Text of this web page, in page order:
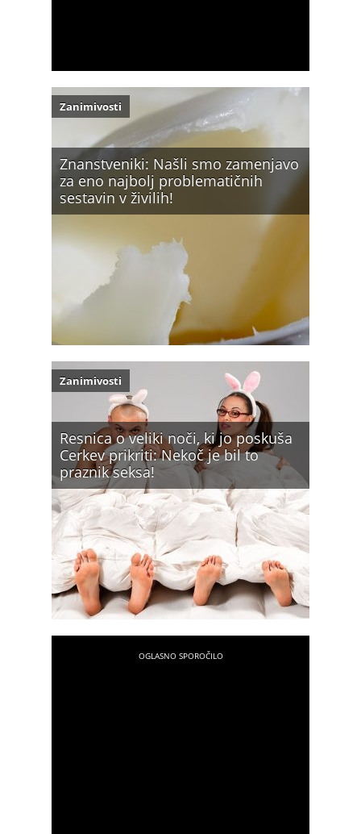
Znanstveniki: Našli smo zamenjavo
za eno najbolj problematičnih
sestavin v živilih!
Zanimivosti
Resnica o veliki noči, ki jo poskuša
Cerkev prikriti: Nekoč je bil to
praznik seksa!
Zanimivosti